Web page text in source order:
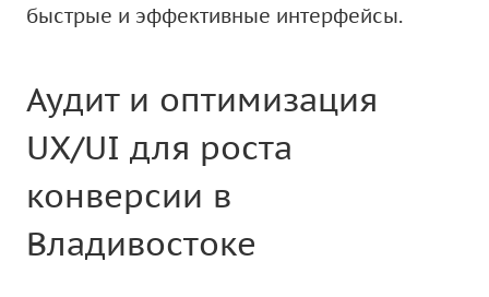
быстрые и эффективные интерфейсы.
Аудит и оптимизация
UX/UI для роста
конверсии в
Владивостоке